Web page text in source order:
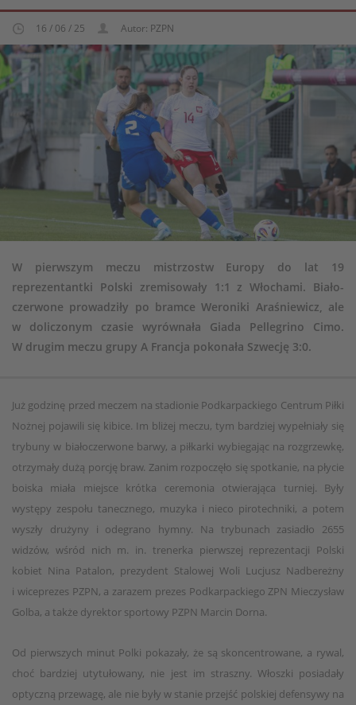
16 / 06 / 25 Autor: PZPN
W pierwszym meczu mistrzostw Europy do lat 19
reprezentantki Polski zremisowały 1:1 z Włochami. Biało-
czerwone prowadziły po bramce Weroniki Araśniewicz, ale
w doliczonym czasie wyrównała Giada Pellegrino Cimo.
W drugim meczu grupy A Francja pokonała Szwecję 3:0.
Już godzinę przed meczem na stadionie Podkarpackiego Centrum Piłki
Nożnej pojawili się kibice. Im bliżej meczu, tym bardziej wypełniały się
trybuny w białoczerwone barwy, a piłkarki wybiegając na rozgrzewkę,
otrzymały dużą porcję braw. Zanim rozpoczęło się spotkanie, na płycie
boiska miała miejsce krótka ceremonia otwierająca turniej. Były
występy zespołu tanecznego, muzyka i nieco pirotechniki, a potem
wyszły drużyny i odegrano hymny. Na trybunach zasiadło 2655
widzów, wśród nich m. in. trenerka pierwszej reprezentacji Polski
kobiet Nina Patalon, prezydent Stalowej Woli Lucjusz Nadbereżny
i wiceprezes PZPN, a zarazem prezes Podkarpackiego ZPN Mieczysław
Golba, a także dyrektor sportowy PZPN Marcin Dorna.
Od pierwszych minut Polki pokazały, że są skoncentrowane, a rywal,
choć bardziej utytułowany, nie jest im straszny. Włoszki posiadały
optyczną przewagę, ale nie były w stanie przejść polskiej defensywy na